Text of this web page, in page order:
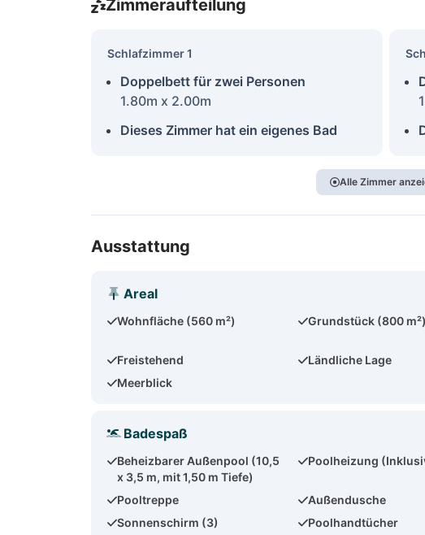
Zimmeraufteilung
Schlafzimmer 1
Doppelbett für zwei Personen
1.80m x 2.00m
Dieses Zimmer hat ein eigenes Bad
Alle Zimmer
Ausstattung
Areal
Wohnfläche (560 m²) Grundstück (800 m²)
Freistehend
Ländliche Lage
Meerblick
Badespaß
Beheizbarer Außenpool (10,5
x 3,5 m, mit 1,50 m Tiefe)
Poolheizung
Pooltreppe Außendusche
Sonnenschirm (3)
Poolhandtücher